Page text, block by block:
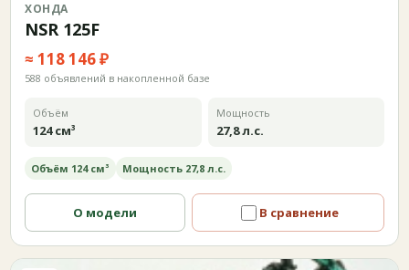
ХОНДА
NSR 125F
≈ 118 146 ₽
588 объявлений в накопленной базе
Объём
124 см³
Мощность
27,8 л.с.
Объём 124 см³ Мощность 27,8 л.с.
О модели В сравнение